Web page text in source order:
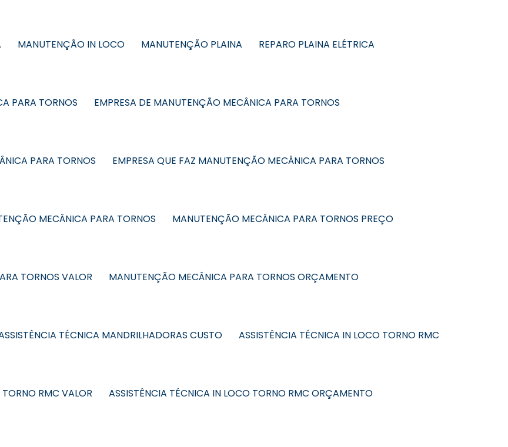
MANUTENÇÃO IN LOCO MANUTENÇÃO PLAINA REPARO PLAINA ELÉTRICA
PARA TORNOS EMPRESA DE MANUTENÇÃO MECÂNICA PARA TORNOS
PARA TORNOS EMPRESA QUE FAZ MANUTENÇÃO MECÂNICA PARA TORNOS
MECÂNICA PARA TORNOS MANUTENÇÃO MECÂNICA PARA TORNOS PREÇO
TORNOS VALOR MANUTENÇÃO MECÂNICA PARA TORNOS ORÇAMENTO
TÉCNICA MANDRILHADORAS CUSTO ASSISTÊNCIA TÉCNICA IN LOCO TORNO RMC
RMC VALOR ASSISTÊNCIA TÉCNICA IN LOCO TORNO RMC ORÇAMENTO